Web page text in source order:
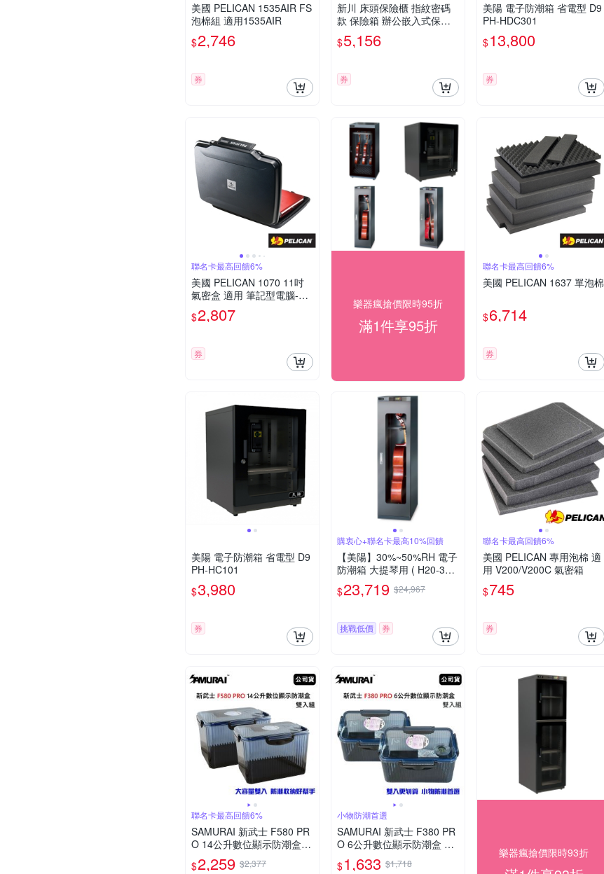
美國 PELICAN 1535AIR FS
泡棉組 適用1535AIR
$2,746
券
新川 床頭保險櫃 指紋密碼
款 保險箱 辦公嵌入式保管
箱
$5,156
券
美陽 電子防潮箱 省電型 D9
PH-HDC301
$13,800
券
聯名卡最高回饋6%
美國 PELICAN 1070 11吋
氣密盒 適用 筆記型電腦-黑
色
$2,807
券
樂器瘋搶價限時95折
滿1件享95折
聯名卡最高回饋6%
美國 PELICAN 1637 單泡棉
$6,714
券
美陽 電子防潮箱 省電型 D9
PH-HC101
$3,980
券
購衷心+聯名卡最高10%回饋
【美陽】30%~50%RH 電子
防潮箱 大提琴用 ( H20-396
M )
$23,719 $24,967
挑戰低價 券
聯名卡最高回饋6%
美國 PELICAN 專用泡棉 適
用 V200/V200C 氣密箱
$745
券
聯名卡最高回饋6%
SAMURAI 新武士 F580 PR
O 14公升數位顯示防潮盒
雙入組 (公司貨)
$2,259 $2,377
小物防潮首選
SAMURAI 新武士 F380 PR
O 6公升數位顯示防潮盒 雙
入組 (公司貨)
$1,633 $1,718
樂器瘋搶價限時93折